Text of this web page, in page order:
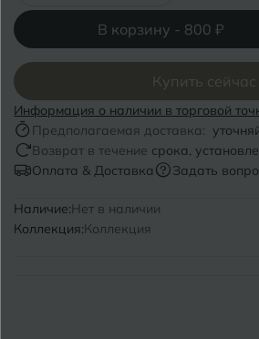
В корзину - 800 ₽
Купить сейчас
Информация о наличии в торговой
Предполагаемая доставка:
Возврат в течение срока,
Оплата & Доставка
Задать
Наличие:Нет в наличии
Коллекция:Коллекция
Волгодонск
Воронеж
Воткинск
Г Геленджик